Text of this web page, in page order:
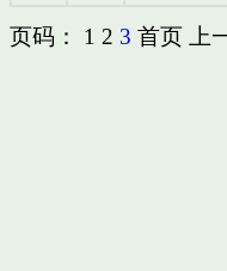
页码： 1 2 3 首页 上